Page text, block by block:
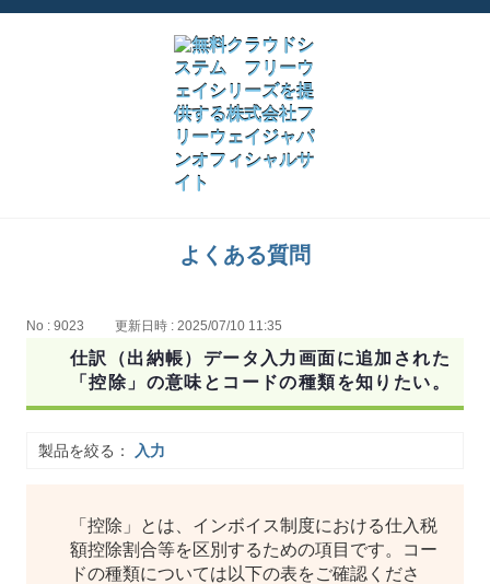
よくある質問
No : 9023 更新日時 : 2025/07/10 11:35
仕訳（出納帳）データ入力画面に追加された
「控除」の意味とコードの種類を知りたい。
製品を絞る： 入力
「控除」とは、インボイス制度における仕入税
額控除割合等を区別するための項目です。コー
ドの種類については以下の表をご確認くださ